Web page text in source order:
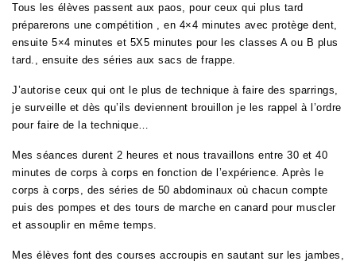
Tous les élèves passent aux paos, pour ceux qui plus tard
préparerons une compétition , en 4×4 minutes avec protège dent,
ensuite 5×4 minutes et 5X5 minutes pour les classes A ou B plus
tard., ensuite des séries aux sacs de frappe.
J’autorise ceux qui ont le plus de technique à faire des sparrings,
je surveille et dès qu’ils deviennent brouillon je les rappel à l’ordre
pour faire de la technique…
Mes séances durent 2 heures et nous travaillons entre 30 et 40
minutes de corps à corps en fonction de l’expérience. Après le
corps à corps, des séries de 50 abdominaux où chacun compte
puis des pompes et des tours de marche en canard pour muscler
et assouplir en même temps.
Mes élèves font des courses accroupis en sautant sur les jambes,